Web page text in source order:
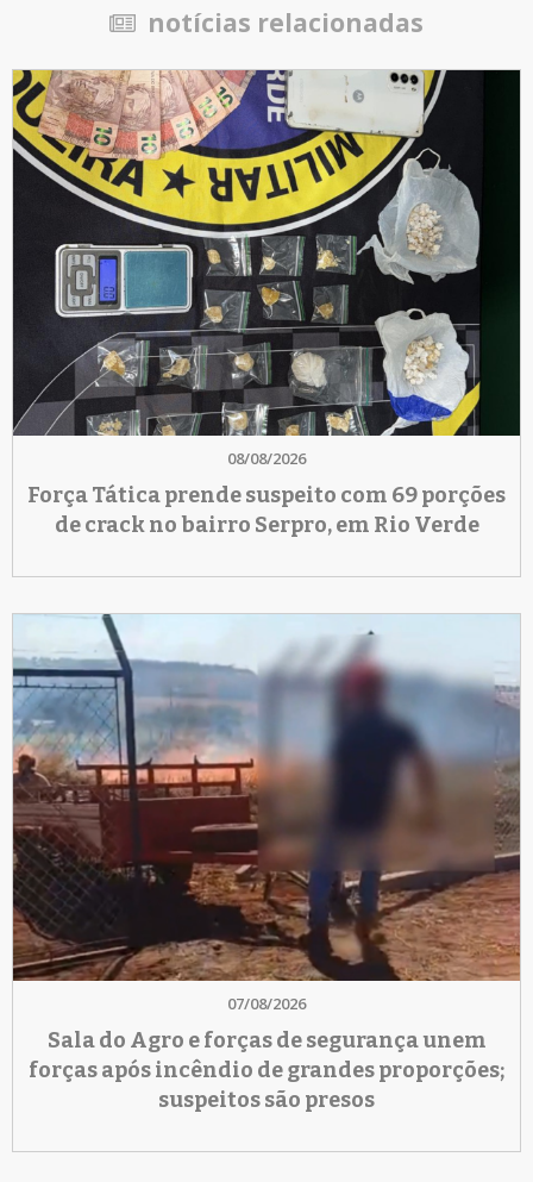
notícias relacionadas
08/08/2026
Força Tática prende suspeito com 69 porções
de crack no bairro Serpro, em Rio Verde
07/08/2026
Sala do Agro e forças de segurança unem
forças após incêndio de grandes proporções;
suspeitos são presos